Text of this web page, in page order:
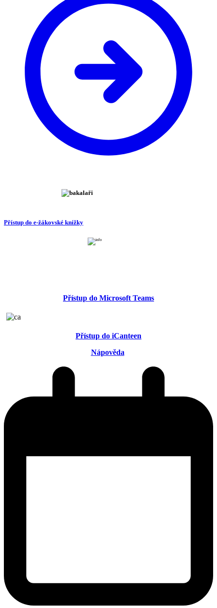
Přístup do e-žákovské knížky
Přístup do Microsoft Teams
Přístup do iCanteen
Nápověda